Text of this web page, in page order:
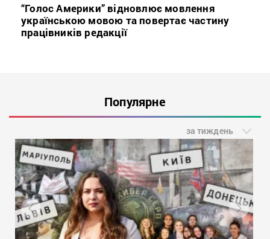
“Голос Америки” відновлює мовлення
українською мовою та повертає частину
працівників редакції
Популярне
за тиждень